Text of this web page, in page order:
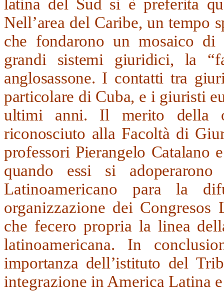
latina del Sud si è preferita
Nell’area del Caribe, un tempo
che fondarono un mosaico
grandi sistemi giuridici, la
anglosassone. I contatti tra
particolare di Cuba, e i giuristi
ultimi anni. Il merito della
riconosciuto alla Facoltà di
professori Pierangelo Catalano
quando essi si
Latinoamericano para la
organizzazione dei Congresos
che fecero propria la linea
latinoamericana. In
importanza dell’istituto del
integrazione in America Latina